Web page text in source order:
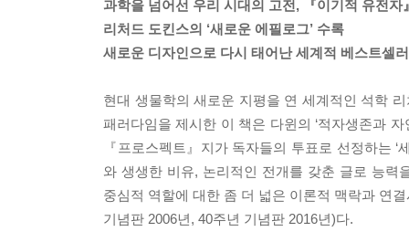
과학을 넘어선 우리 시대의 고전, 『이기적 유전자
리처드 도킨스의 ‘새로운 에필로그’ 수록
새로운 디자인으로 다시 태어난 세계적 베스트셀러
현대 생물학의 새로운 지평을 연 세계적인 석학
패러다임을 제시한 이 책은 다윈의 ‘적자생존과
『프로스펙트』지가 독자들의 투표로 선정하는
와 생생한 비유, 논리적인 전개를 갖춘 글로 능력
중심적 역할에 대한 좀 더 넓은 이론적 맥락과 연
기념판 2006년, 40주년 기념판 2016년)다.